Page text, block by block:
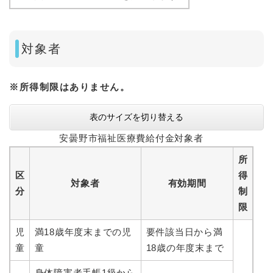
対象者
※所得制限はありません。
表のサイズを切り替える
安曇野市福祉医療費給付金対象者
区
分
対象者 有効期間
所
得
制
限
児
童
満18歳年度末までの児
童
要件該当日から満
18歳の年度末まで